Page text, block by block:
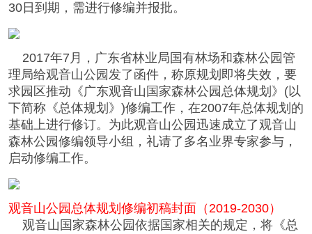
30日到期，需进行修编并报批。
2017年7月，广东省林业局国有林场和森林公园管
理局给观音山公园发了函件，称原规划即将失效，要
求园区推动《广东观音山国家森林公园总体规划》(以
下简称《总体规划》)修编工作，在2007年总体规划的
基础上进行修订。为此观音山公园迅速成立了观音山
森林公园修编领导小组，礼请了多名业界专家参与，
启动修编工作。
观音山公园总体规划修编初稿封面（2019-2030）
观音山国家森林公园依据国家相关的规定，将《总